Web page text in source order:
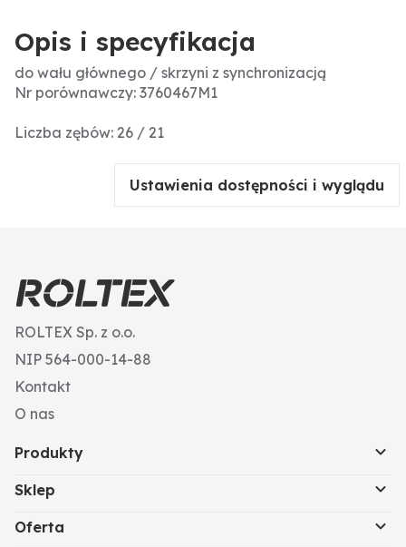
Opis i specyfikacja
do wału głównego / skrzyni z synchronizacją
Nr porównawczy: 3760467M1
Liczba zębów: 26 / 21
Ustawienia dostępności i wyglądu
ROLTEX Sp. z o.o.
NIP 564-000-14-88
Kontakt
O nas
Produkty
Sklep
Oferta